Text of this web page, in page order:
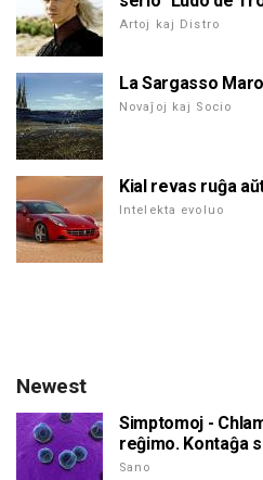
Artoj kaj Distro
La Sargasso
Novaĵoj kaj Socio
Kial revas ruĝa
Intelekta evoluo
Newest
Simptomoj -
reĝimo. Kontaĝa
Sano